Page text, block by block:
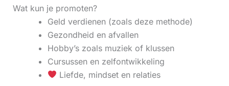
Wat kun je promoten?
Geld verdienen (zoals deze methode)
Gezondheid en afvallen
Hobby’s zoals muziek of klussen
Cursussen en zelfontwikkeling
Liefde, mindset en relaties